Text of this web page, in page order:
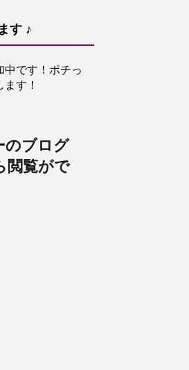
す ♪
中です！ポチっ
す！
のブログ
閲覧がで